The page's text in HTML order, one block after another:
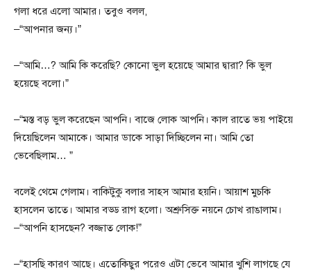
গলা ধরে এলো আমার। তবুও বলল,
–“আপনার জন্য।”
–“আমি…? আমি কি করেছি? কোনো ভুল হয়েছে আমার দ্বারা? কি ভুল
হয়েছে বলো।”
–“মস্ত বড় ভুল করেছেন আপনি। বাজে লোক আপনি। কাল রাতে ভয় পাইয়ে
দিয়েছিলেন আমাকে। আমার ডাকে সাড়া দিচ্ছিলেন না। আমি তো
ভেবেছিলাম… ”
বলেই থেমে গেলাম। বাকিটুকু বলার সাহস আমার হয়নি। আয়াশ মুচকি
হাসলেন তাতে। আমার বড্ড রাগ হলো। অশ্রুসিক্ত নয়নে চোখ রাঙালাম।
–“আপনি হাসছেন? বজ্জাত লোক!”
–“হাসছি কারণ আছে। এতোকিছুর পরেও এটা ভেবে আমার খুশি লাগছে যে